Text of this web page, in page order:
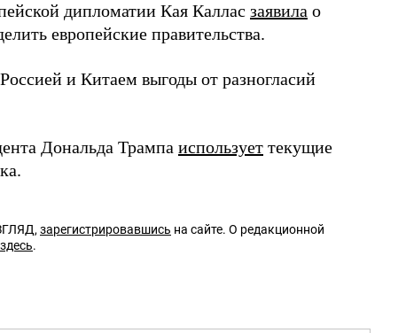
дипломатии Кая Каллас заявила о
европейские правительства.
и Китаем выгоды от разногласий
Дональда Трампа использует текущие
зарегистрировавшись на сайте. О редакционной
здесь.